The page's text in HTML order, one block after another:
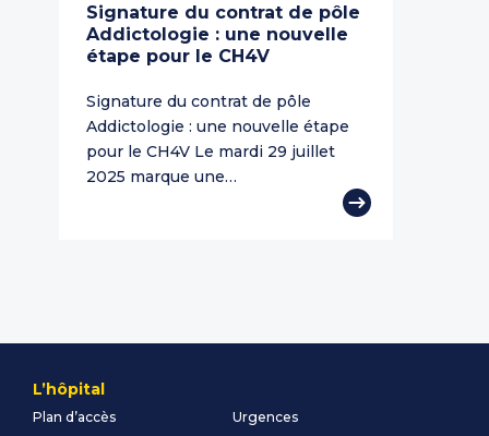
Signature du contrat de pôle
Addictologie : une nouvelle
étape pour le CH4V
Signature du contrat de pôle
Addictologie : une nouvelle étape
pour le CH4V Le mardi 29 juillet
2025 marque une…
L’hôpital
Plan d’accès
Urgences